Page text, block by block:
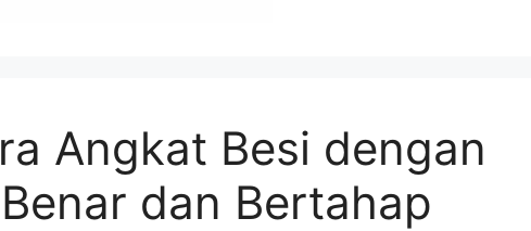
Angkat Besi dengan
dan Bertahap